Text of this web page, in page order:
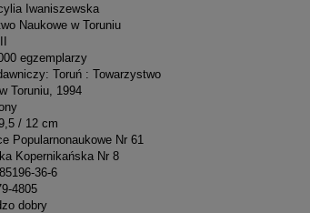
Iwaniszewska
Naukowe w Toruniu
egzemplarzy
Toruń : Towarzystwo
Toruniu, 1994
/ 12 cm
Popularnonaukowe Nr 61
Kopernikańska Nr 8
36-6
4805
dobry